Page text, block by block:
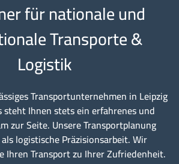
für nationale und
Transporte &
Logistik
Transportunternehmen in Leipzig
steht Ihnen stets ein erfahrenes und
zur Seite. Unsere Transportplanung
logistische Präzisionsarbeit. Wir
Ihren Transport zu Ihrer Zufriedenheit.